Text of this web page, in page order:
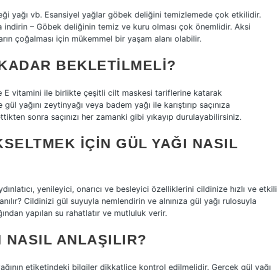
yağı vb. Esansiyel yağlar göbek deliğini temizlemede çok etkilidir.
indirin – Göbek deliğinin temiz ve kuru olması çok önemlidir. Aksi
çoğalması için mükemmel bir yaşam alanı olabilir.
BEKLETILMELI?
E vitamini ile birlikte çeşitli cilt maskesi tariflerine katarak
yağını zeytinyağı veya badem yağı ile karıştırıp saçınıza
sonra saçınızı her zamanki gibi yıkayıp durulayabilirsiniz.
IÇIN GÜL YAĞI NASIL
yenileyici, onarıcı ve besleyici özelliklerini cildinize hızlı ve etkili
Cildinizi gül suyuyla nemlendirin ve alnınıza gül yağı rulosuyla
yapılan su rahatlatır ve mutluluk verir.
NASIL ANLAŞILIR?
etiketindeki bilgiler dikkatlice kontrol edilmelidir. Gerçek gül yağı